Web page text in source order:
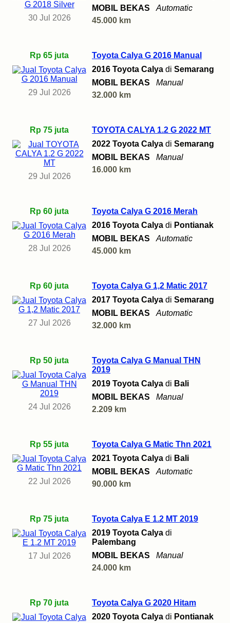
30 Jul 2026
MOBIL BEKAS
Automatic
45.000 km
Rp 65 juta
29 Jul 2026
Toyota Calya G 2016 Manual
2016 Toyota Calya di Semarang
MOBIL BEKAS
Manual
32.000 km
Rp 75 juta
29 Jul 2026
TOYOTA CALYA 1.2 G 2022 MT
2022 Toyota Calya di Semarang
MOBIL BEKAS
Manual
16.000 km
Rp 60 juta
28 Jul 2026
Toyota Calya G 2016 Merah
2016 Toyota Calya di Pontianak
MOBIL BEKAS
Automatic
45.000 km
Rp 60 juta
27 Jul 2026
Toyota Calya G 1,2 Matic 2017
2017 Toyota Calya di Semarang
MOBIL BEKAS
Automatic
32.000 km
Rp 50 juta
24 Jul 2026
Toyota Calya G Manual THN
2019
2019 Toyota Calya di Bali
MOBIL BEKAS
Manual
2.209 km
Rp 55 juta
22 Jul 2026
Toyota Calya G Matic Thn 2021
2021 Toyota Calya di Bali
MOBIL BEKAS
Automatic
90.000 km
Rp 75 juta
17 Jul 2026
Toyota Calya E 1.2 MT 2019
2019 Toyota Calya di
Palembang
MOBIL BEKAS
Manual
24.000 km
Rp 70 juta
Toyota Calya G 2020 Hitam
2020 Toyota Calya di Pontianak